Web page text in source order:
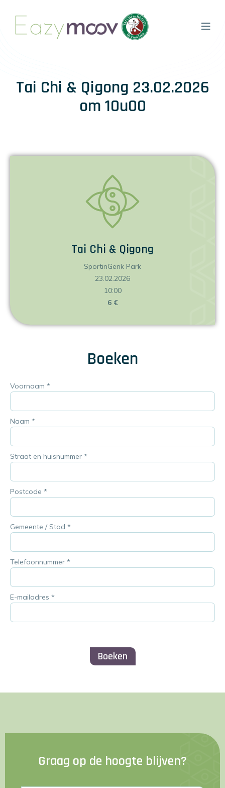
Tai Chi & Qigong 23.02.2026
om 10u00
Tai Chi & Qigong
SportinGenk Park
23.02.2026
10:00
6 €
Boeken
Voornaam *
Naam *
Straat en huisnummer *
Postcode *
Gemeente / Stad *
Telefoonnummer *
E-mailadres *
Boeken
Graag op de hoogte blijven?